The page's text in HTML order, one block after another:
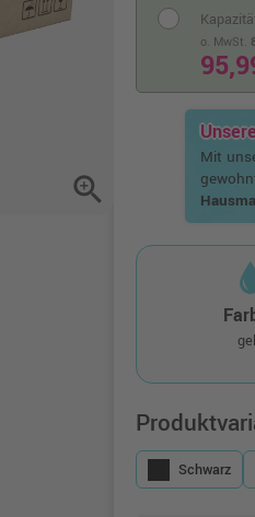
zoom_in
o. MwSt.
Mit
Schwarz